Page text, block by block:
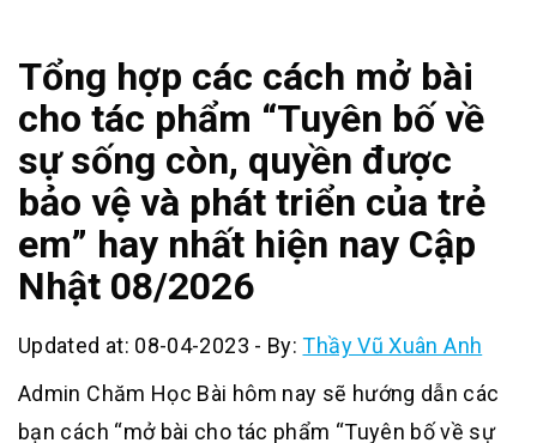
Tổng hợp các cách mở bài
cho tác phẩm “Tuyên bố về
sự sống còn, quyền được
bảo vệ và phát triển của trẻ
em” hay nhất hiện nay Cập
Nhật 08/2026
Updated at: 08-04-2023 - By:Thầy Vũ Xuân Anh
Admin Chăm Học Bài hôm nay sẽ hướng dẫn các
bạn cách “mở bài cho tác phẩm “Tuyên bố về sự